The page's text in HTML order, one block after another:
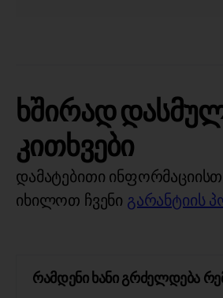
ხშირად
კითხვები
დამატებითი
იხილოთ ჩვენი გარანტიის
რამდენი ხანი გრძელდება